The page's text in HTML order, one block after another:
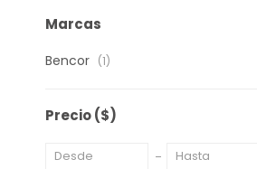
Marcas
Bencor (1)
Precio($)